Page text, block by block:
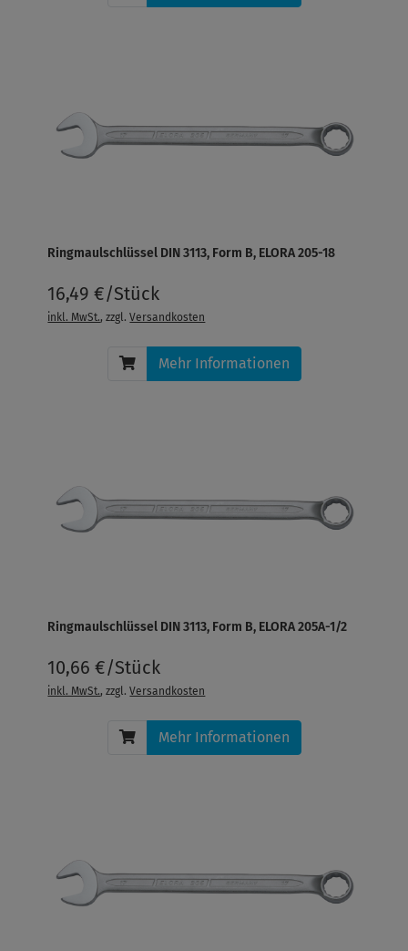
Ringmaulschlüssel DIN 3113, Form B, ELORA 205-18
16,49 €/Stück
inkl. MwSt., zzgl.Versandkosten
Mehr Informationen
Ringmaulschlüssel DIN 3113, Form B, ELORA 205A-1/2
10,66 €/Stück
inkl. MwSt., zzgl.Versandkosten
Mehr Informationen